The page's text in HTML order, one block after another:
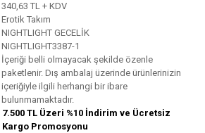
340,63 TL + KDV
Erotik Takım
NIGHTLIGHT GECELİK
NIGHTLIGHT3387-1
İçeriği belli olmayacak şekilde özenle
paketlenir. Dış ambalaj üzerinde ürünlerinizin
içeriğiyle ilgili herhangi bir ibare
bulunmamaktadır.
7.500 TL Üzeri %10 İndirim ve Ücretsiz
Kargo Promosyonu